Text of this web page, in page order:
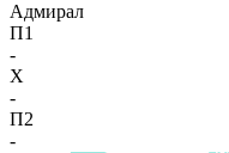
Адмирал
П1
-
X
-
П2
-